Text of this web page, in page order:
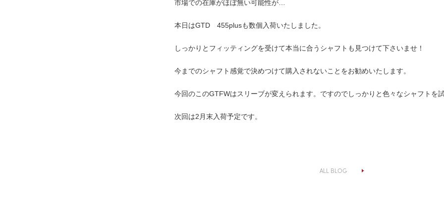
市場での在庫がほぼ無い可能性が…
本日はGTD 455plusも数個入荷いたしました。
しっかりとフィッティングを受けて本当に合うシャフトも見つけて下さいませ！
今までのシャフト感覚で決めつけて購入されないことをお勧めいたします。
今回のこのGTFWはスリーブが変えられます。ですのでしっかりと色々なシャフトを
次回は2月末入荷予定です。
ALL BLOG